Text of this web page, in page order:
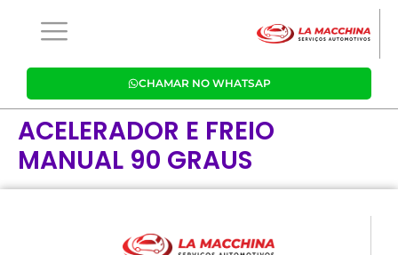
CHAMAR NO WHATSAP
ACELERADOR E FREIO
MANUAL 90 GRAUS